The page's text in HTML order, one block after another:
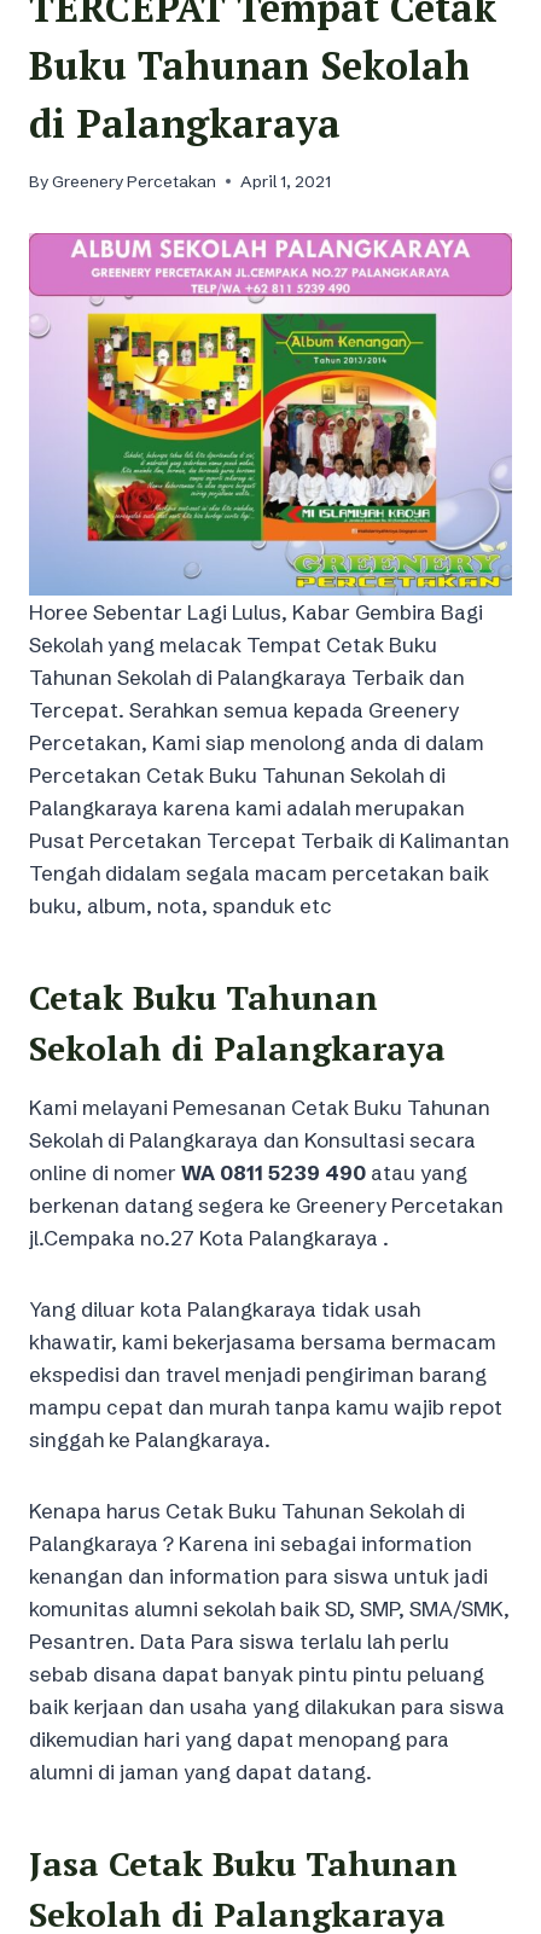
Buku Tahunan Sekolah
di Palangkaraya
ByGreenery Percetakan April 1, 2021
Horee Sebentar Lagi Lulus, Kabar Gembira Bagi
Sekolah yang melacak Tempat Cetak Buku
Tahunan Sekolah di Palangkaraya Terbaik dan
Tercepat. Serahkan semua kepada Greenery
Percetakan, Kami siap menolong anda di dalam
Percetakan Cetak Buku Tahunan Sekolah di
Palangkaraya karena kami adalah merupakan
Pusat Percetakan Tercepat Terbaik di Kalimantan
Tengah didalam segala macam percetakan baik
buku, album, nota, spanduk etc
Cetak Buku Tahunan
Sekolah di Palangkaraya
Kami melayani Pemesanan Cetak Buku Tahunan
Sekolah di Palangkaraya dan Konsultasi secara
online di nomerWA 0811 5239 490 atau yang
berkenan datang segera ke Greenery Percetakan
jl.Cempaka no.27 Kota Palangkaraya .
Yang diluar kota Palangkaraya tidak usah
khawatir, kami bekerjasama bersama bermacam
ekspedisi dan travel menjadi pengiriman barang
mampu cepat dan murah tanpa kamu wajib repot
singgah ke Palangkaraya.
Kenapa harus Cetak Buku Tahunan Sekolah di
Palangkaraya ? Karena ini sebagai information
kenangan dan information para siswa untuk jadi
komunitas alumni sekolah baik SD, SMP, SMA/SMK,
Pesantren. Data Para siswa terlalu lah perlu
sebab disana dapat banyak pintu pintu peluang
baik kerjaan dan usaha yang dilakukan para siswa
dikemudian hari yang dapat menopang para
alumni di jaman yang dapat datang.
Jasa Cetak Buku Tahunan
Sekolah di Palangkaraya